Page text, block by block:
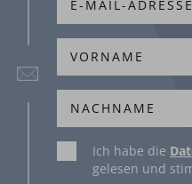
Ich habe die
gelesen und